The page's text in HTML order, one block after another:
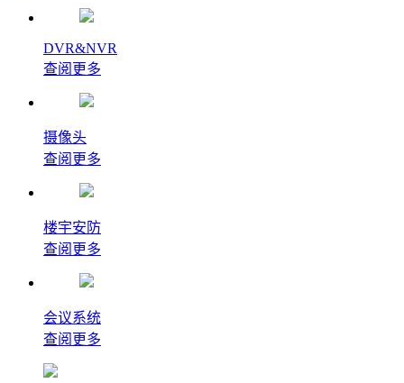
DVR&NVR
查阅更多
摄像头
查阅更多
楼宇安防
查阅更多
会议系统
查阅更多